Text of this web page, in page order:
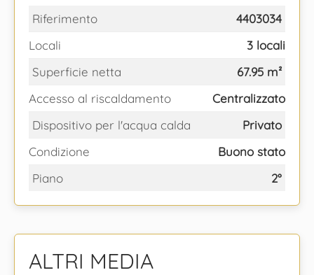
Riferimento
4403034
Locali
3 locali
Superficie netta
67.95 m²
Accesso al riscaldamento
Centralizzato
Dispositivo per l'acqua calda
Privato
Condizione
Buono stato
Piano
2°
ALTRI MEDIA